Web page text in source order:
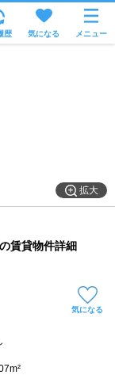
歴 気になる メニュー
拡大
賃貸物件詳細
気になる